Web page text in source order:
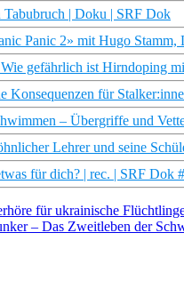
| Doku | SRF Dok
Panic 2» mit Hugo
gefährlich ist Hirndoping
Konsequenzen für
– Übergriffe und
Lehrer und seine
für dich? | rec. | SRF Dok
für ukrainische
– Das Zweitleben der